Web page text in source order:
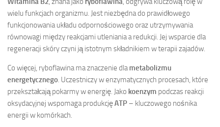
wielu funkcjach organizmu. Jest niezbędna do prawidłowego
funkcjonowania układu odpornościowego oraz utrzymywania
równowagi między reakcjami utleniania a redukcji. Jej wsparcie dla
regeneracji skóry czyni ją istotnym składnikiem w terapii zajadów.
Co więcej, ryboflawina ma znaczenie dlametabolizmu
energetycznego. Uczestniczy w enzymatycznych procesach, które
przekształcają pokarmy w energię. Jako koenzym podczas reakcji
oksydacyjnej wspomaga produkcjęATP – kluczowego nośnika
energii w komórkach.